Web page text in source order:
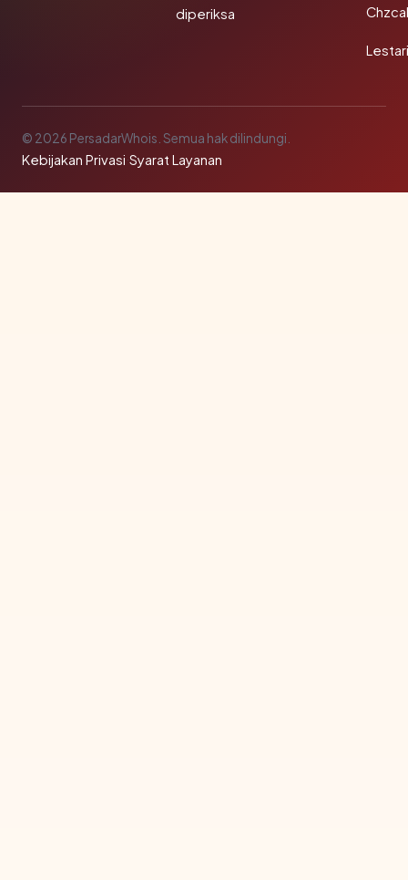
diperiksa
© 2026 PersadarWhois. Semua hak dilindungi.
Kebijakan Privasi·Syarat Layanan